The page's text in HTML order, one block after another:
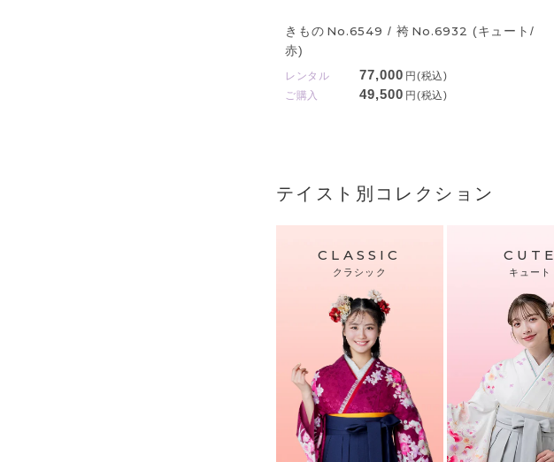
きもの No.6549 / 袴 No.6932 (キュート/
赤)
レンタル 77,000 円(税込)
ご購入
49,500 円(税込)
テイスト別コレクション
CLASSIC
クラシック
CUTE
キュート